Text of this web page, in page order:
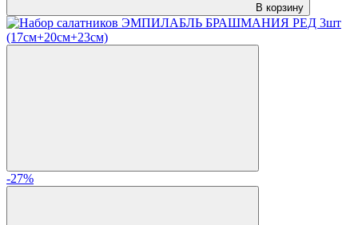
В корзину
-27%